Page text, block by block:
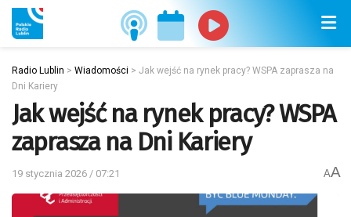
Radio Lublin > Wiadomości > Jak wejść na rynek pracy? WSPA zaprasza na
Dni Kariery
Jak wejść na rynek pracy? WSPA
zaprasza na Dni Kariery
19 stycznia 2026 / 07:21 AA